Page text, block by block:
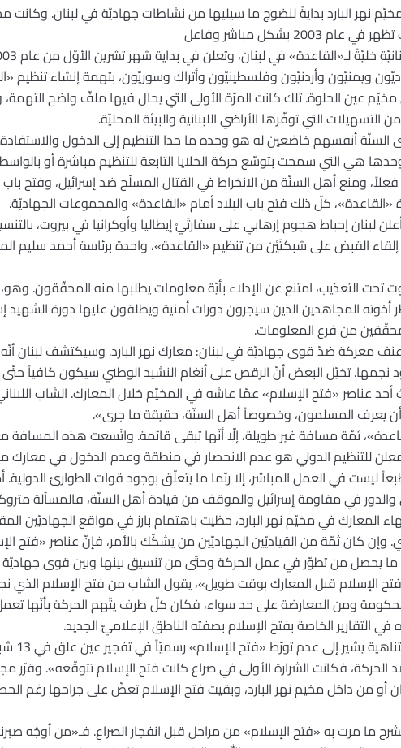
نهر البارد بدايةً لنضوج ما سيليها من نشاطات جهاديّة في لبنان. وكانت
بشكل مباشر وفاعل
ويمنيّون وأردنيّون وفلسطينيّون وأتراك وسوريّون، بتهمة إنشاء تنظيم
عين الحلوة. تلك كانت المرّة الأولى التي يحال فيها ملفّ واضح التهمة،
التي توفّرها الأراضي اللبنانية والبيئة المحليّة.
السنّة أنفسهم خاضعين له هو وحده ما حدا التنظيم إلى الدخول والاستفادة
وحدها هي التي سمحت بتوسّع حركة الخلايا التابعة للتنظيم مباشرة أو
ومنع أهل السنّة من الانخراط في القتال المسلّح ضد إسرائيل، وفتح
كلّ ذلك فتح باب البلاد أمام «القاعدة» والمجموعات الجهاديّة.
21 أيلول من عام 2004، أعلن لبنان إحباط هجوم إرهابي على سفارتَيْ إيطاليا وأوكرانيا في بيروت،
إلقاء القبض على شبكتَيْن من تنظيم «القاعدة»، واحدة برئاسة أحمد سليم
التعذيب، امتنع عن الإدلاء بأيّة معلومات يطلبها منه المحقّقون.
أخوته المجاهدين الذين سيجرون دورات أمنية ويطلقون عليها دورة
معركة ضدّ قوى جهاديّة في لبنان: معارك نهر البارد. وسيكتشف لبنان
تخيّل البعض أنّ الرقص على أنغام النشيد الوطني سيكون كافياً حتّى
عناصر «فتح الإسلام» عمّا عاشه في المخيّم خلال المعارك. الشاب
يعرف المسلمون، وخصوصاً أهل السنّة، حقيقة ما جرى».
ثمّة مسافة غير طويلة، إلّا أنّها تبقى قائمة. واتّسعت هذه المسافة مع
للتنظيم الدولي هو عدم الانحصار في منطقة وعدم الدخول في معارك
ليست في العمل المباشر، إلا ربّما ما يتعلّق بوجود قوات الطوارئ الدولية.
والدور في مقاومة إسرائيل والموقف من قيادة أهل السنّة، فالمسألة
المعارك في مخيّم نهر البارد، حظيت باهتمام بارز في مواقع الجهاديّين
وإن كان ثمّة من القياديّين الجهاديّين من يشكّك بالأمر، فإنّ عناصر «فتح
ما يحصل من تطوّر في عمل الحركة وحتّى من تنسيق بينها وبين قوى
فتح الإسلام قبل المعارك بوقت طويل»، يقول الشاب من فتح الإسلام الذي
ومن المعارضة على حد سواء، فكان كلّ طرف يتّهم الحركة بأنّها
التقارير الخاصة بفتح الإسلام بصفته الناطق الإعلاميّ الجديد.
الحركة، فكانت الشرارة الأولى في صراع كانت فتح الإسلام تتوقّعه». وقرّر
من داخل مخيم نهر البارد، وبقيت فتح الإسلام تعضّ على جراحها رغم
ما مرت به «فتح الإسلام» من مراحل قبل انفجار الصراع. فـ«من أوجُه